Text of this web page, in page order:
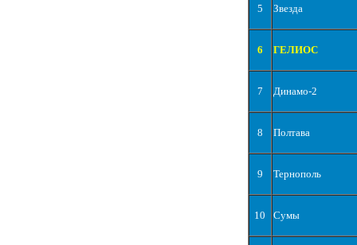
5 Звезда
6 ГЕЛИОС
7 Динамо-2
8 Полтава
9 Тернополь
10 Сумы